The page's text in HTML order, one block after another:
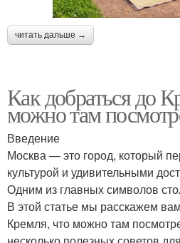
читать дальше →
Как добраться до
можно там
Введение
Москва — это город, который
культурой и удивительными
Одним из главных символов
В этой статье мы расскажем
Кремля, что можно там